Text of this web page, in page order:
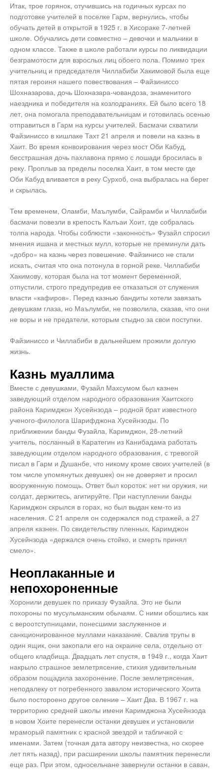
Итак, трое горянок, отучившись на годичных курсах по
подготовке учителей в поселке Гарм, вернулись, чтобы
обучать детей в открытой в 1925 г. в Хисораке 7-летней
школе. Обучались дети совместно – девочки и мальчики в
одном классе. Также в школе работали курсы по ликвидации
безграмотости для взрослых лиц обоего пола. Помимо трех
учительниц и председателя Чиллабиби Хакимовой была еще
пятая героиня нашего повествования – Файзиниссо
Шохназарова, дочь Шохназара-човандоза, знаменитого
наездника и победителя на козлодраниях. Ей было всего 18
лет, она помогала преподавательницам и готовилась осенью
отправиться в Гарм на курсы учителей. Басмачи схватили
Файзиниссо в кишлаке Тахт 21 апреля и повели на казнь в
Хаит. Во время конвоирования через мост Оби Кабуд,
бесстрашная дочь пахлавона прямо с лошади бросилась в
реку. Проплыв за пределы поселка Хаит, в том месте где
Оби Кабуд вливается в реку Сурхоб, она выбралась на берег
и скрылась.
Тем временем, Оламби, Маълумби, Сайрамби и Чиллабиби
басмачи повезли в крепость Калъаи Хоит, где собралась
толпа народа. Чтобы соблюсти «законность» Фузайл спросил
мнения ишана и местных мулл, которые не преминули дать
«добро» на казнь через повешение. Файзинисо не стали
искать, считая что она потонула в горной реке. Чиллабиби
Хакимову, которая была на тот момент беременной,
отпустили, строго предупредив ее отказаться от служения
власти «кафиров». Перед казнью бандиты хотели завязать
девушкам глаза, но Маълумби, не позволила, сказав, что они
не воры и не предатели, которым стыдно за свои поступки.
Файзиниссо и Чиллабиби в дальнейшем прожили долгую
жизнь.
Казнь муаллима
Вместе с девушками, Фузайл Махсумом был казнен
заведующий отделом народного образования Хаитского
района Каримджон Хусейнзода – родной брат известного
ученого-филолога Шарифджона Хусейнзоды. По
приближении банды Фузайла, Каримджон, 28-летний
учитель, посланный в Каратегин из Канибадама работать
заведующим отделом народного образования, с тревогой
писал в Гарм и Душанбе, что никому кроме своих учителей (в
том числе упомянутых девушек) он не доверяет и просил
вооруженную помощь. Ответ был короток: нет ни оружия, ни
солдат, держитесь, агитируйте. При наступлении банды
Каримджон скрылся в горах, но был выдан кем-то из
населения. С 21 апреля он содержался под стражей, а 27
апреля казнен. По свидетельству пленных, Каримджон
Хусейнзода «держался очень стойко, и смерть принял
смело».
Неоплаканные и
непохороненные
Хоронили девушек по приказу Фузайла. Это не были
похороны по мусульманским обычаям. С ними обошлись как
с вероотступницами, понесшими заслуженное и
санкционированное муллами наказание. Свалив трупы в
один ящик, они закопали его на окраине села, отдельно от
общего кладбища. Двадцать лет спустя, в 1949 г., когда Хаит
накрыло страшное землетрясение, стихия удивительным
образом пощадила захоронение. После землетрясения,
неподалеку от погребенного завалом исторического Хоита
было постороено другое селение – Хаит Два. В 1967 г. на
территорию средней школы имени Каримджона Хусейнзода
в новом Хоите перенесли останки девушек и установили
мраморый памятник с красной звездой и табличкой с
именами. Затем (точная дата автору неизвестна, но скорее
лет пять назад), при расширении школы памятник перенесли
еще раз. При этом, односельчане завернули останки в саван,